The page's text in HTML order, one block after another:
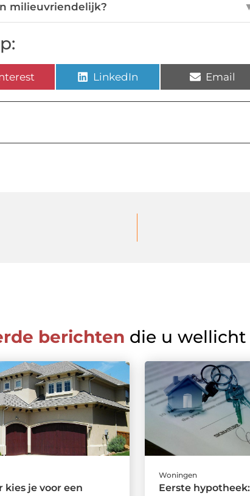
milieuvriendelijk?
LinkedIn Email
berichten die u wellicht
kies je voor een
Woningen
Eerste